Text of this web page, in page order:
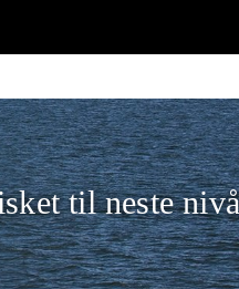
til neste nivå